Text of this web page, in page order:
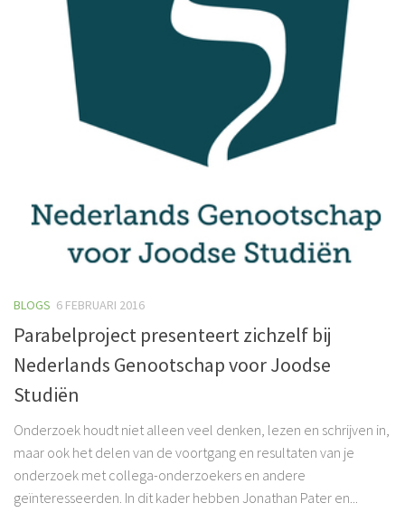
BLOGS 6 FEBRUARI 2016
Parabelproject presenteert zichzelf bij
Nederlands Genootschap voor Joodse
Studiën
Onderzoek houdt niet alleen veel denken, lezen en schrijven in,
maar ook het delen van de voortgang en resultaten van je
onderzoek met collega-onderzoekers en andere
geïnteresseerden. In dit kader hebben Jonathan Pater en...